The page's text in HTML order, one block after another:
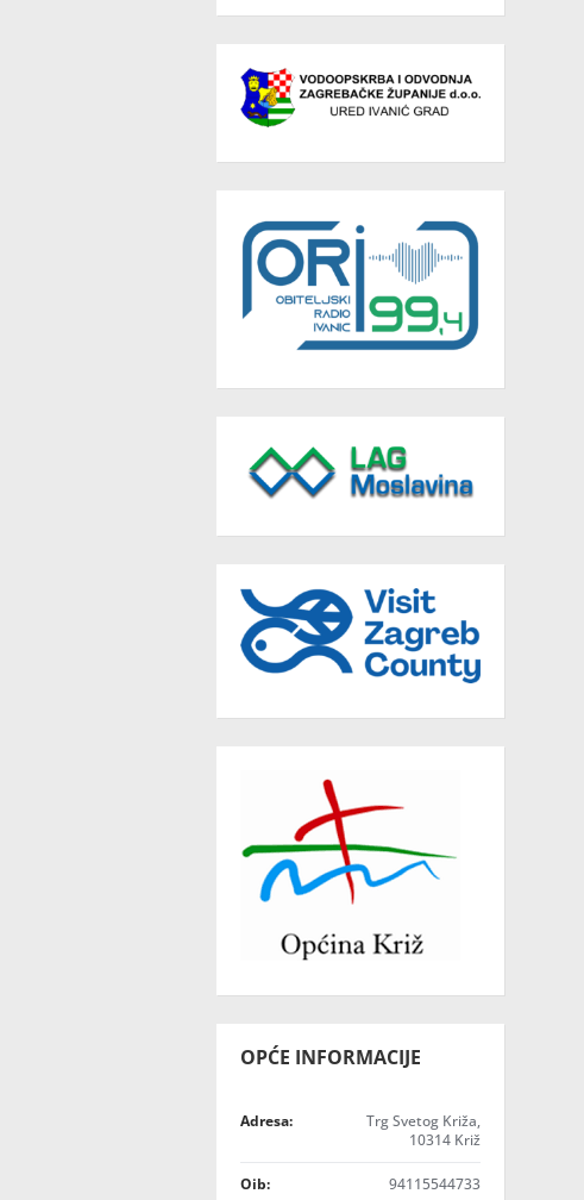
OPĆE INFORMACIJE
Adresa:
Trg Svetog Križa,
10314 Križ
Oib: 94115544733